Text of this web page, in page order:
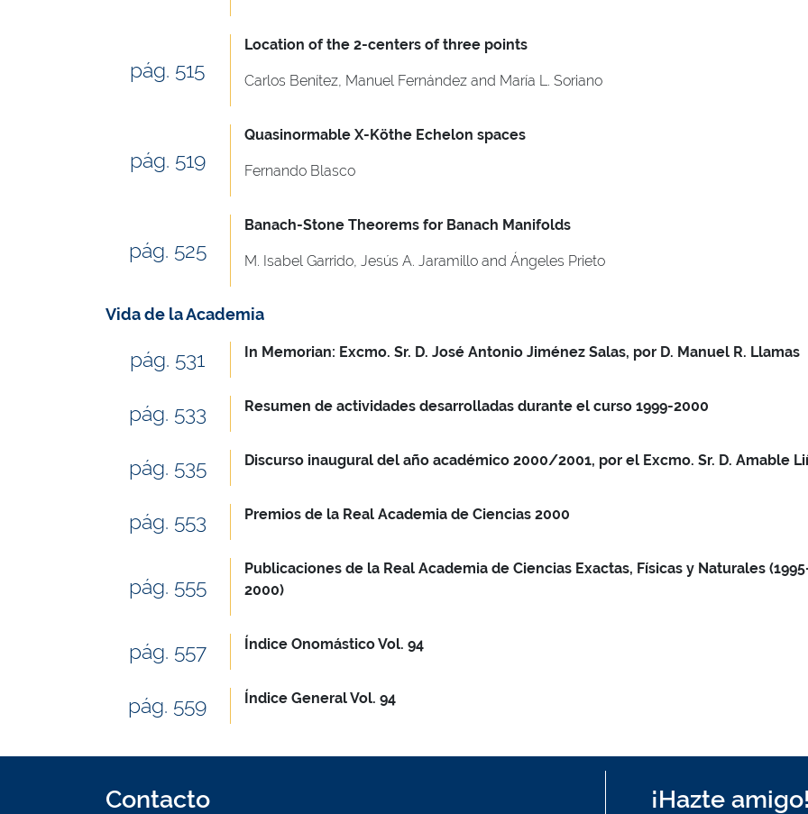
pág. 515
Location of the 2-centers of three points
Carlos Benítez, Manuel Fernández and María L. Soriano
pág. 519
Quasinormable X-Köthe Echelon spaces
Fernando Blasco
pág. 525
Banach-Stone Theorems for Banach Manifolds
M. Isabel Garrido, Jesús A. Jaramillo and Ángeles Prieto
Vida de la Academia
pág. 531 In Memorian: Excmo. Sr. D. José Antonio Jiménez Salas, por D. Manuel R. Llamas
pág. 533 Resumen de actividades desarrolladas durante el curso 1999-2000
pág. 535 Discurso inaugural del año académico 2000/2001, por el Excmo. Sr. D. Amable
pág. 553 Premios de la Real Academia de Ciencias 2000
pág. 555
Publicaciones de la Real Academia de Ciencias Exactas, Físicas y Naturales
2000)
pág. 557 Índice Onomástico Vol. 94
pág. 559 Índice General Vol. 94
Contacto ¡Hazte